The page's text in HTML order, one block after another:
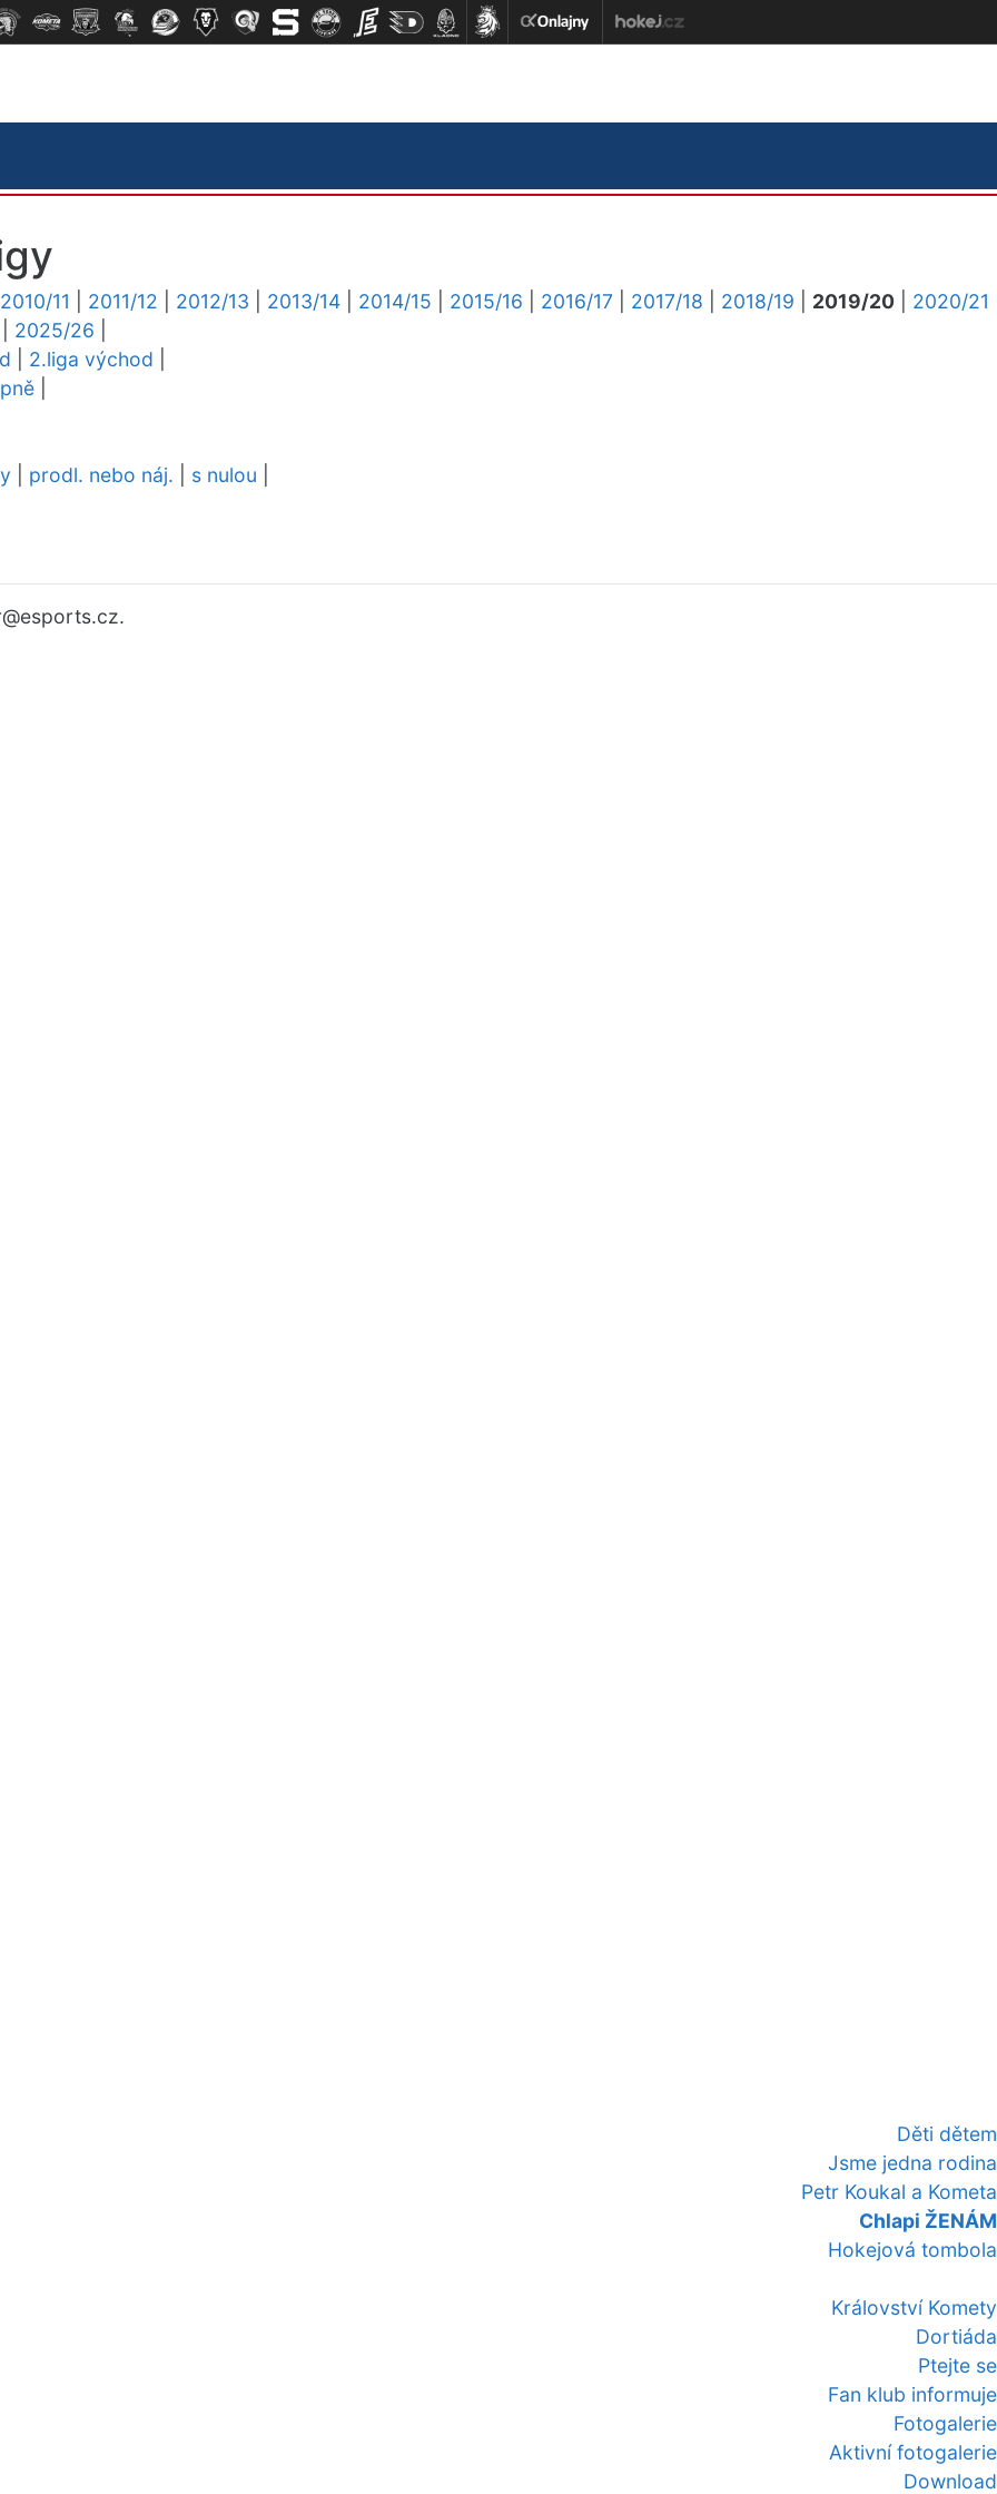
Děti dětem
Jsme jedna rodina
Petr Koukal a Kometa
Chlapi ŽENÁM
Hokejová tombola
Království Komety
Dortiáda
Ptejte se
Fan klub informuje
Fotogalerie
Aktivní fotogalerie
Download
2010/11 2011/12 2012/13 2013/14 2014/15 2015/16 2016/17 2017/18 2018/19 2019/20
2020/21
2025/26
2.liga východ
prodl. nebo náj. s nulou
@esports.cz.